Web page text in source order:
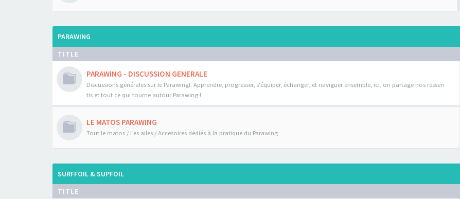
PARAWING
TITLE
PARAWING - DISCUSSION GENERALE
Discussions générales sur le Parawingl. Apprendre, progresser, s'équiper, échanger, et naviguer ensemble, ici, on partage nos ressen
tis et tout ce qui tourne autour Parawing !
LE MATOS PARAWING
Tout le matos / Les ailes / Accesoires dédiés à la pratique du Parawing
SURFFOIL & SUPFOIL
TITLE